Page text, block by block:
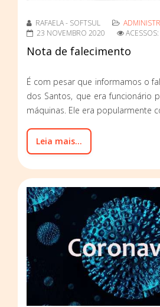
RAFAELA - SOFTSUL
23 NOVEMBRO 2020
Nota de falecimento
É com pesar que informamos o
dos Santos, que era funcionário
máquinas. Ele era popularmente
Leia mais...